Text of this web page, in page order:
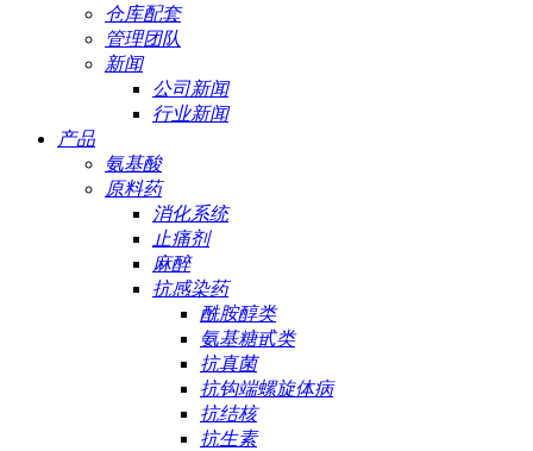
仓库配套
管理团队
新闻
公司新闻
行业新闻
产品
氨基酸
原料药
消化系统
止痛剂
麻醉
抗感染药
酰胺醇类
氨基糖甙类
抗真菌
抗钩端螺旋体病
抗结核
抗生素